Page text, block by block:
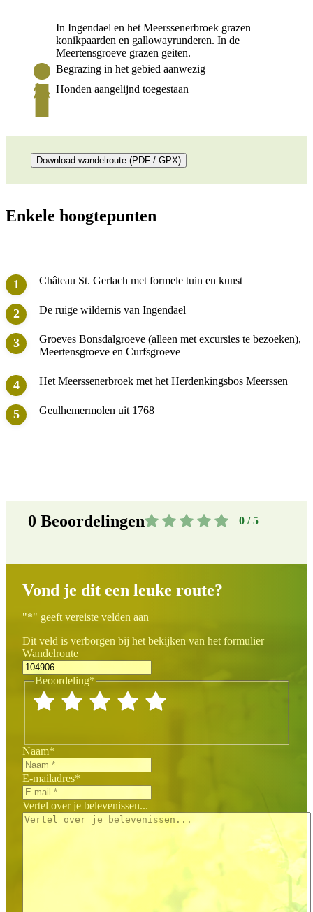
In Ingendael en het Meerssenerbroek grazen
konikpaarden en gallowayrunderen. In de
Meertensgroeve grazen geiten.
Begrazing in het gebied aanwezig
Honden aangelijnd toegestaan
Download wandelroute (PDF / GPX)
Enkele hoogtepunten
Château St. Gerlach met formele tuin en kunst
De ruige wildernis van Ingendael
Groeves Bonsdalgroeve (alleen met excursies te bezoeken),
Meertensgroeve en Curfsgroeve
Het Meerssenerbroek met het Herdenkingsbos Meerssen
Geulhemermolen uit 1768
0 Beoordelingen 0 / 5
Vond je dit een leuke route?
"*" geeft vereiste velden aan
Dit veld is verborgen bij het bekijken van het formulier
Wandelroute
Beoordeling*
Naam*
E-mailadres*
Vertel over je belevenissen...